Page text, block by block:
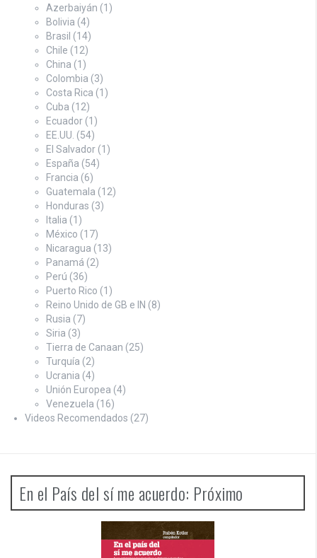
Azerbaiyán (1)
Bolivia (4)
Brasil (14)
Chile (12)
China (1)
Colombia (3)
Costa Rica (1)
Cuba (12)
Ecuador (1)
EE.UU. (54)
El Salvador (1)
España (54)
Francia (6)
Guatemala (12)
Honduras (3)
Italia (1)
México (17)
Nicaragua (13)
Panamá (2)
Perú (36)
Puerto Rico (1)
Reino Unido de GB e IN (8)
Rusia (7)
Siria (3)
Tierra de Canaan (25)
Turquía (2)
Ucrania (4)
Unión Europea (4)
Venezuela (16)
Videos Recomendados (27)
En el País del sí me acuerdo: Próximo